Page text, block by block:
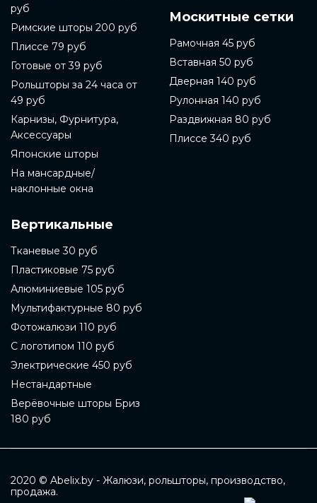
руб
Римские шторы 200 руб
Плиссе 79 руб
Готовые от 39 руб
Рольшторы за 24 часа от
49 руб
Карнизы, Фурнитура,
Аксессуары
Японские шторы
На мансардные/
наклонные окна
Вертикальные
Тканевые 30 руб
Пластиковые 75 руб
Алюминиевые 105 руб
Мультифактурные 80 руб
Фотожалюзи 110 руб
С логотипом 110 руб
Электрические 450 руб
Нестандартные
Верёвочные шторы Бриз
180 руб
Москитные сетки
Рамочная 45 руб
Вставная 50 руб
Дверная 140 руб
Рулонная 140 руб
Раздвижная 80 руб
Плиссе 340 руб
2020 © Abelix.by - Жалюзи, рольшторы, производство,
продажа.